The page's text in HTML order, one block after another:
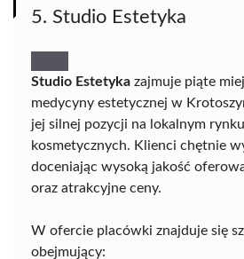
5. Studio Estetyka
Studio Estetyka zajmuje piąte
medycyny estetycznej w
jej silnej pozycji na lokalnym rynku
kosmetycznych. Klienci chętnie
doceniając wysoką jakość
oraz atrakcyjne ceny.
W ofercie placówki znajduje się
obejmujący: